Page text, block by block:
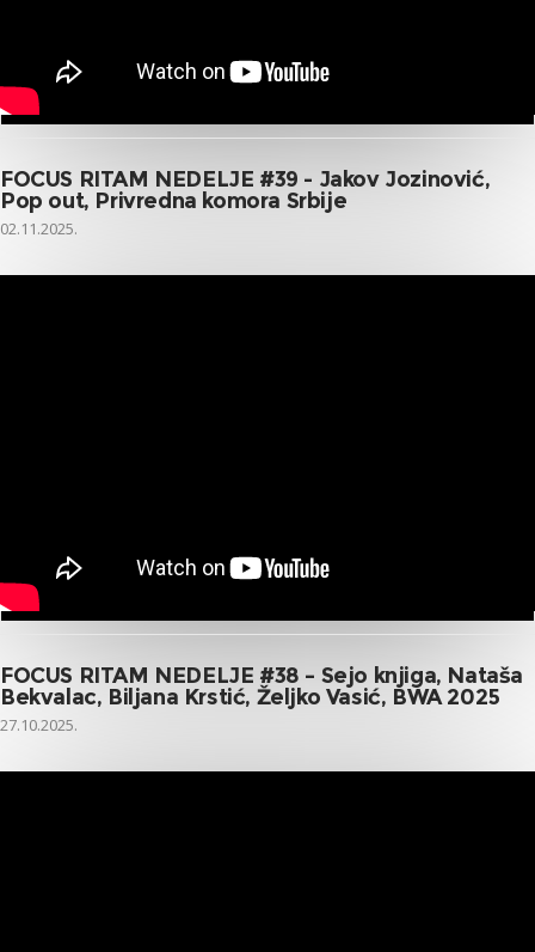
FOCUS RITAM NEDELJE #39 - Jakov Jozinović,
Pop out, Privredna komora Srbije
02.11.2025.
FOCUS RITAM NEDELJE #38 – Sejo knjiga, Nataša
Bekvalac, Biljana Krstić, Željko Vasić, BWA 2025
27.10.2025.